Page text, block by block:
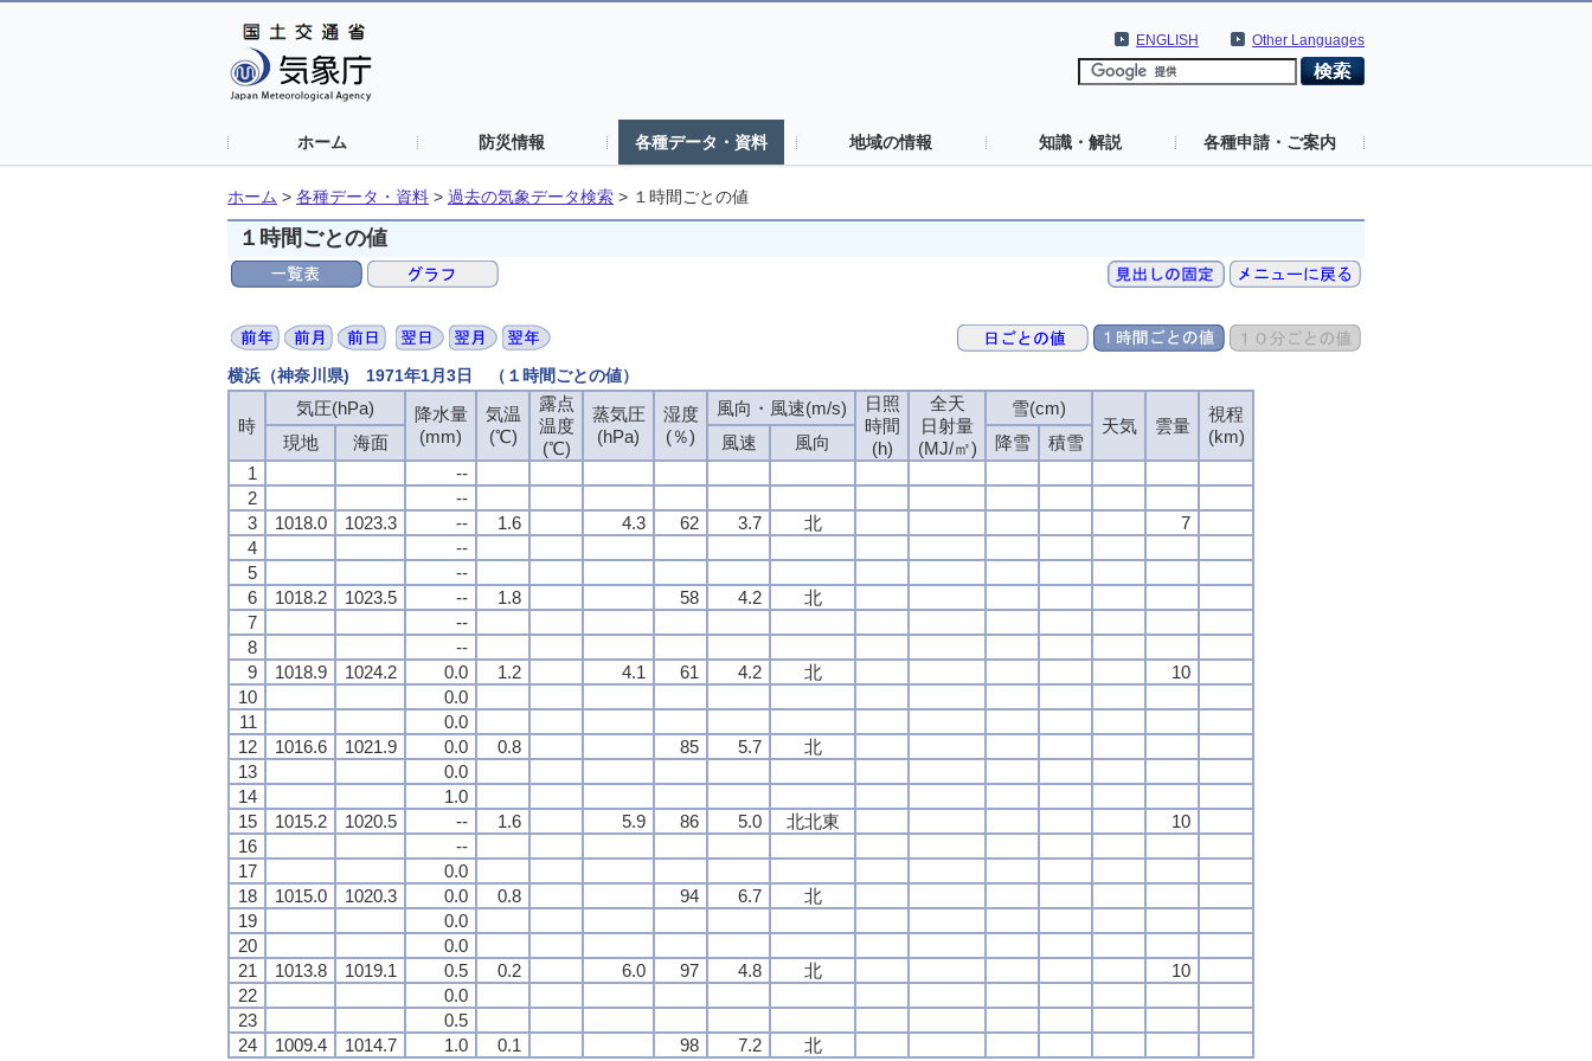
Other Languages
ENGLISH
ホーム 防災情報 各種データ・資料 地域の情報 知識・解説 各種申請・ご案内
ホーム > 各種データ・資料 > 過去の気象データ検索 > １時間ごとの値
１時間ごとの値
横浜（神奈川県) 1971年1月3日 （１時間ごとの値）
時
気圧(hPa)
降水量
(mm)
気温
(℃)
露点
温度
(℃)
蒸気圧
(hPa)
湿度
(％)
風向・風速(m/s)
日照
時間
(h)
全天
日射量
(MJ/㎡)
雪(cm)
天気
雲量
視程
(km)
現地 海面 風速 風向 降雪
積雪
1
--
2
--
3
1018.0 1023.3 -- 1.6 4.3 62 3.7 北
7
4
--
5
--
6
1018.2 1023.5 -- 1.8 58 4.2
北
7
--
8
--
9
1018.9 1024.2 0.0 1.2 4.1 61 4.2 北
10
10
0.0
11
0.0
12
1016.6 1021.9 0.0 0.8 85 5.7
北
13
0.0
14
1.0
15
1015.2 1020.5 -- 1.6 5.9 86 5.0 北北東
10
16
--
17
0.0
18
1015.0 1020.3 0.0 0.8 94 6.7
北
19
0.0
20
0.0
21
1013.8 1019.1 0.5 0.2 6.0 97 4.8 北
10
22
0.0
23
0.5
24
1009.4 1014.7 1.0 0.1 98 7.2 北